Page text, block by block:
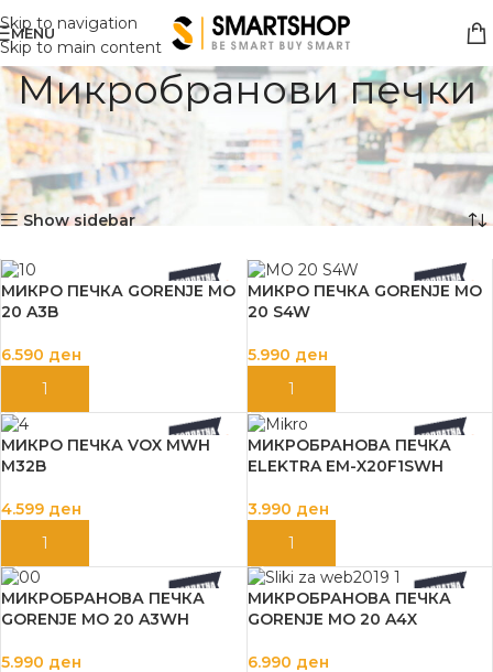
Skip to navigation
Skip to main content
MENU
Микробранови печки
Дома Бела техника Самостојни апарати
Микробранови печки
Showing all 10 results
Show sidebar
МИКРО ПЕЧКА GORENJE MO
20 A3B
6.590 ден
ДОДАЈ ВО КОШНИЦА
МИКРО ПЕЧКА GORENJE MO
20 S4W
5.990 ден
ДОДАЈ ВО КОШНИЦА
МИКРО ПЕЧКА VOX MWH
M32B
4.599 ден
ДОДАЈ ВО КОШНИЦА
МИКРОБРАНОВА ПЕЧКА
ELEKTRA EM-X20F1SWH
3.990 ден
ДОДАЈ ВО КОШНИЦА
МИКРОБРАНОВА ПЕЧКА
GORENJE MO 20 A3WH
5.990 ден
МИКРОБРАНОВА ПЕЧКА
GORENJE MO 20 A4X
6.990 ден